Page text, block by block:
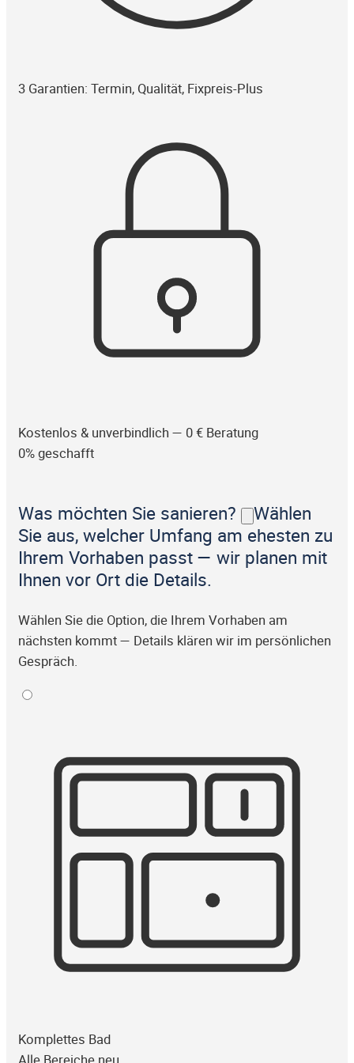
3 Garantien: Termin, Qualität, Fixpreis-Plus
Kostenlos & unverbindlich — 0 € Beratung
0% geschafft
Was möchten Sie sanieren?
Wählen
Sie aus, welcher Umfang am ehesten zu
Ihrem Vorhaben passt — wir planen mit
Ihnen vor Ort die Details.
Wählen Sie die Option, die Ihrem Vorhaben am
nächsten kommt — Details klären wir im persönlichen
Gespräch.
Komplettes Bad